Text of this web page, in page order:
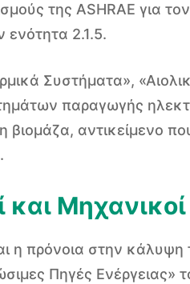
της ASHRAE για
2.1.5.
Συστήματα»,
παραγωγής
αντικείμενο
και
η πρόνοια στην
Πηγές Ενέργειας»